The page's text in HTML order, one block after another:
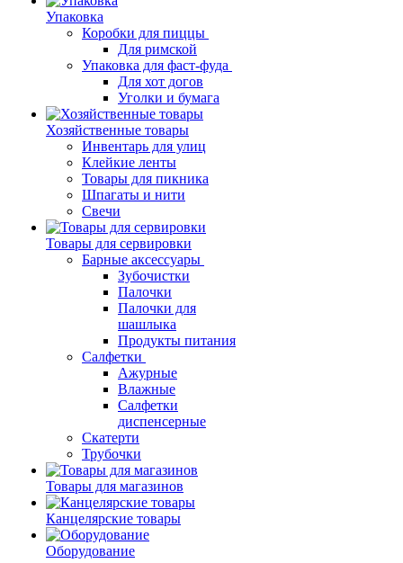
Упаковка
Коробки для пиццы
Для римской
Упаковка для фаст-фуда
Для хот догов
Уголки и бумага
Хозяйственные товары
Инвентарь для улиц
Клейкие ленты
Товары для пикника
Шпагаты и нити
Свечи
Товары для сервировки
Барные аксессуары
Зубочистки
Палочки
Палочки для
шашлыка
Продукты питания
Салфетки
Ажурные
Влажные
Салфетки
диспенсерные
Скатерти
Трубочки
Товары для магазинов
Канцелярские товары
Оборудование